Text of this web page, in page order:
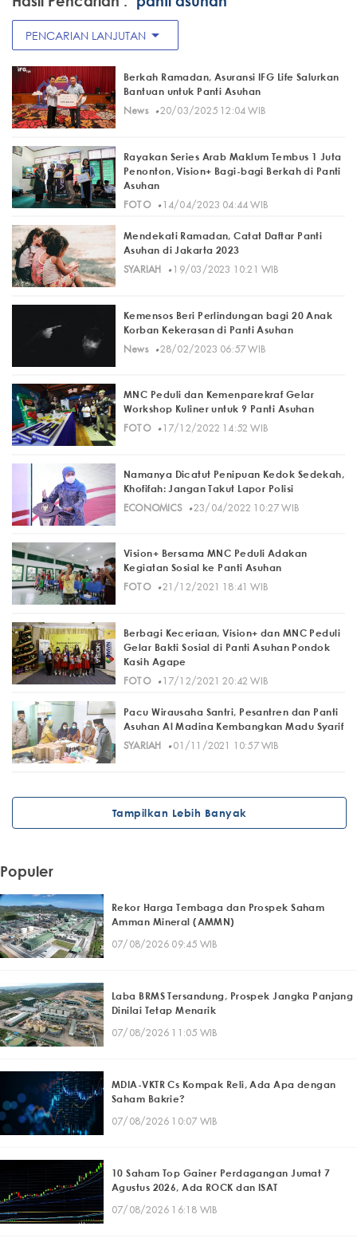
PENCARIAN LANJUTAN arrow_drop_down
Berkah Ramadan, Asuransi IFG Life Salurkan
Bantuan untuk Panti Asuhan
News· 20/03/2025 12:04 WIB
Rayakan Series Arab Maklum Tembus 1 Juta
Penonton, Vision+ Bagi-bagi Berkah di Panti
Asuhan
FOTO· 14/04/2023 04:44 WIB
Mendekati Ramadan, Catat Daftar Panti
Asuhan di Jakarta 2023
SYARIAH
· 19/03/2023 10:21 WIB
Kemensos Beri Perlindungan bagi 20 Anak
Korban Kekerasan di Panti Asuhan
News· 28/02/2023 06:57 WIB
MNC Peduli dan Kemenparekraf Gelar
Workshop Kuliner untuk 9 Panti Asuhan
FOTO· 17/12/2022 14:52 WIB
Namanya Dicatut Penipuan Kedok Sedekah,
Khofifah: Jangan Takut Lapor Polisi
ECONOMICS· 23/04/2022 10:27 WIB
Vision+ Bersama MNC Peduli Adakan
Kegiatan Sosial ke Panti Asuhan
FOTO· 21/12/2021 18:41 WIB
Berbagi Keceriaan, Vision+ dan MNC Peduli
Gelar Bakti Sosial di Panti Asuhan Pondok
Kasih Agape
FOTO· 17/12/2021 20:42 WIB
Pacu Wirausaha Santri, Pesantren dan Panti
Asuhan Al Madina Kembangkan Madu Syarif
SYARIAH
· 01/11/2021 10:57 WIB
Tampilkan Lebih Banyak
Populer
Rekor Harga Tembaga dan Prospek Saham
Amman Mineral (AMMN)
07/08/2026 09:45 WIB
Laba BRMS Tersandung, Prospek Jangka Panjang
Dinilai Tetap Menarik
07/08/2026 11:05 WIB
MDIA-VKTR Cs Kompak Reli, Ada Apa dengan
Saham Bakrie?
07/08/2026 10:07 WIB
10 Saham Top Gainer Perdagangan Jumat 7
Agustus 2026, Ada ROCK dan ISAT
07/08/2026 16:18 WIB